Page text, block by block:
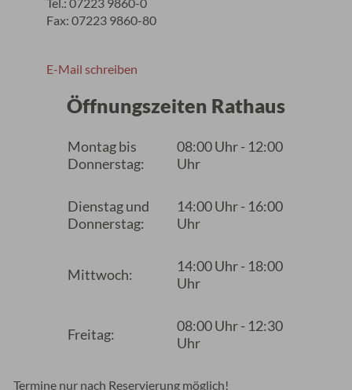
Fax: 07223 9860-80
E-Mail schreiben
Öffnungszeiten Rathaus
Montag bis
Donnerstag:
08:00 Uhr - 12:00
Uhr
Dienstag und
Donnerstag:
14:00 Uhr - 16:00
Uhr
Mittwoch:
14:00 Uhr - 18:00
Uhr
Freitag:
08:00 Uhr - 12:30
Uhr
Termine nur nach Reservierung möglich!